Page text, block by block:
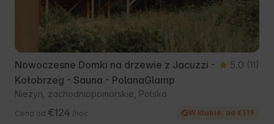
Nowoczesne Domki na drzewie z Jacuzzi -
Kołobrzeg - Sauna - PolanaGlamp
5.0 (11)
Nieżyn, zachodniopomorskie, Polska
Cena od €124 /noc W klubie: od €119